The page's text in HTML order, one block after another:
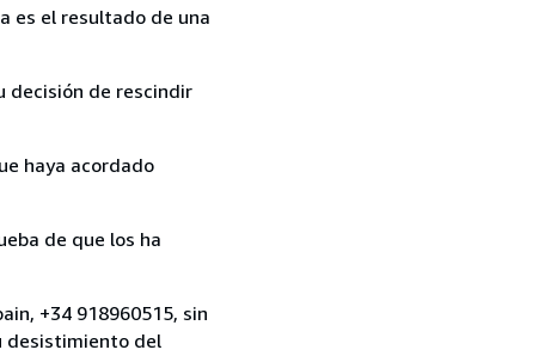
es el resultado de una
decisión de rescindir
haya acordado
de que los ha
+34 918960515, sin
desistimiento del